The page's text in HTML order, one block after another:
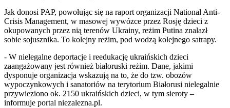
Jak donosi PAP, powołując się na raport organizacji National Anti-
Crisis Management, w masowej wywózce przez Rosję dzieci z
okupowanych przez nią terenów Ukrainy, reżim Putina znalazł
sobie sojusznika. To kolejny reżim, pod wodzą kolejnego satrapy.
- W nielegalne deportacje i reedukację ukraińskich dzieci
zaangażowany jest również białoruski reżim. Dane, jakimi
dysponuje organizacja wskazują na to, że do tzw. obozów
wypoczynkowych i sanatoriów na terytorium Białorusi nielegalnie
przywieziono ok. 2150 ukraińskich dzieci, w tym sieroty –
informuje portal niezalezna.pl.